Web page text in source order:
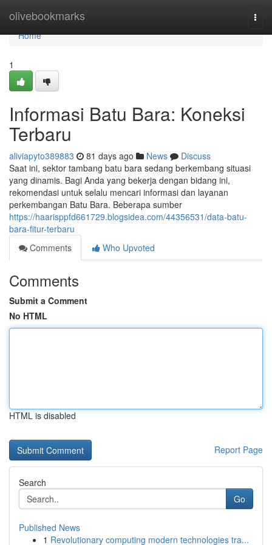
olivebookmarks
Home
Home
1
Informasi Batu Bara: Koneksi
Terbaru
aliviapyto389883 81 days ago News
Discuss
Saat ini, sektor tambang batu bara sedang berkembang situasi
yang dinamis. Bagi Anda yang bekerja dengan bidang ini,
rekomendasi untuk selalu mencari informasi dan layanan
perkembangan Batu Bara. Beberapa sumber
https://haarisppfd661729.blogsidea.com/44356531/data-batu-
bara-fitur-terbaru
Comments
Who Upvoted
Comments
Submit a Comment
No HTML
HTML is disabled
Report Page
Search
Go
Published News
1 Revolutionary computing modern technologies tra...